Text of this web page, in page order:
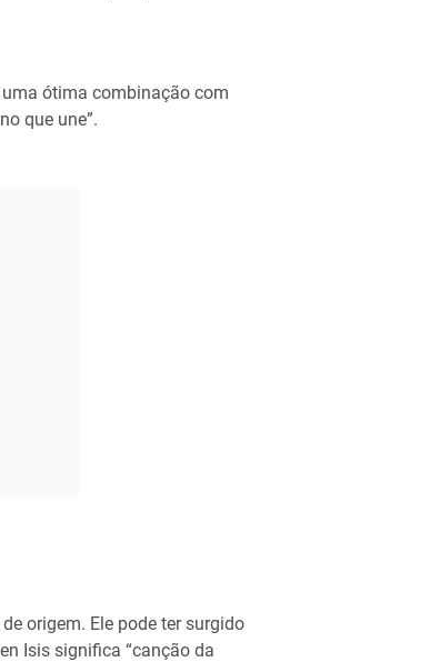
uma ótima combinação com
que une”.
origem. Ele pode ter surgido
Isis significa “canção da